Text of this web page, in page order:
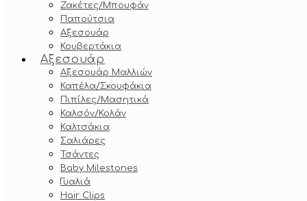
Ζακέτες/Μπουφάν
Παπούτσια
Αξεσουάρ
Κουβερτάκια
Αξεσουάρ
Αξεσουάρ Μαλλιών
Καπέλα/Σκουφάκια
Πιπίλες/Μασητικά
Καλσόν/Κολάν
Καλτσάκια
Σαλιάρες
Τσάντες
Baby Milestones
Γυαλιά
Hair Clips